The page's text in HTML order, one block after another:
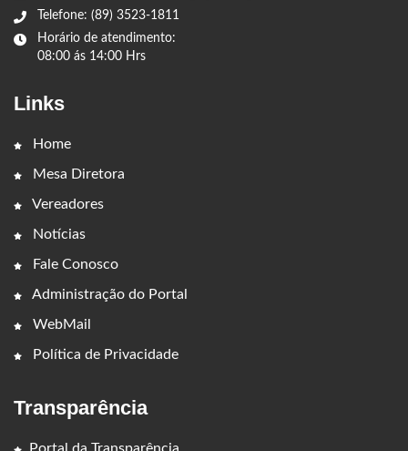
Telefone: (89) 3523-1811
Horário de atendimento:
08:00 ás 14:00 Hrs
Links
Home
Mesa Diretora
Vereadores
Notícias
Fale Conosco
Administração do Portal
WebMail
Política de Privacidade
Transparência